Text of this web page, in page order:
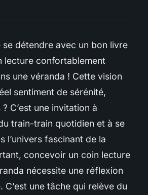
se détendre avec un bon livre
lecture confortablement
une véranda ! Cette vision
sentiment de sérénité,
? C’est une invitation à
train-train quotidien et à se
l’univers fascinant de la
concevoir un coin lecture
nécessite une réflexion
C’est une tâche qui relève du